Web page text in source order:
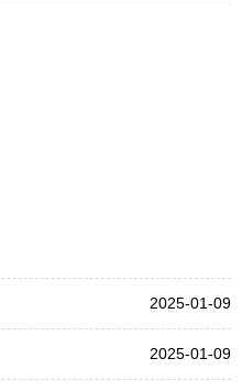
2025-01-09
2025-01-09